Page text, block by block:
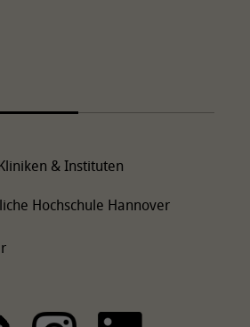
& Instituten
Hochschule Hannover